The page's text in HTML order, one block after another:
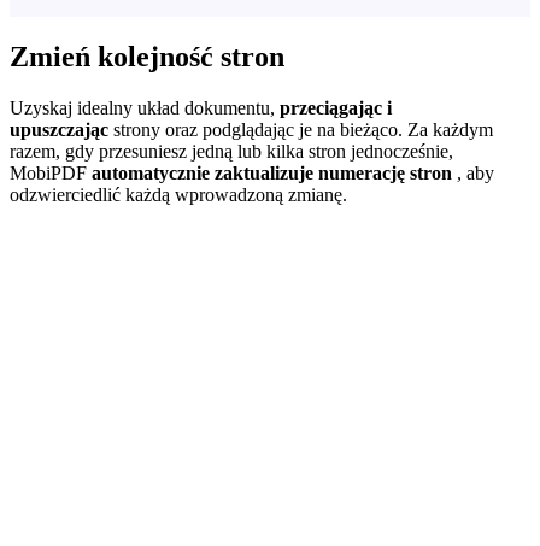
Zmień kolejność stron
Uzyskaj idealny układ dokumentu, przeciągając i
upuszczając strony oraz podglądając je na bieżąco. Za każdym
razem, gdy przesuniesz jedną lub kilka stron jednocześnie,
MobiPDF automatycznie zaktualizuje numerację stron , aby
odzwierciedlić każdą wprowadzoną zmianę.